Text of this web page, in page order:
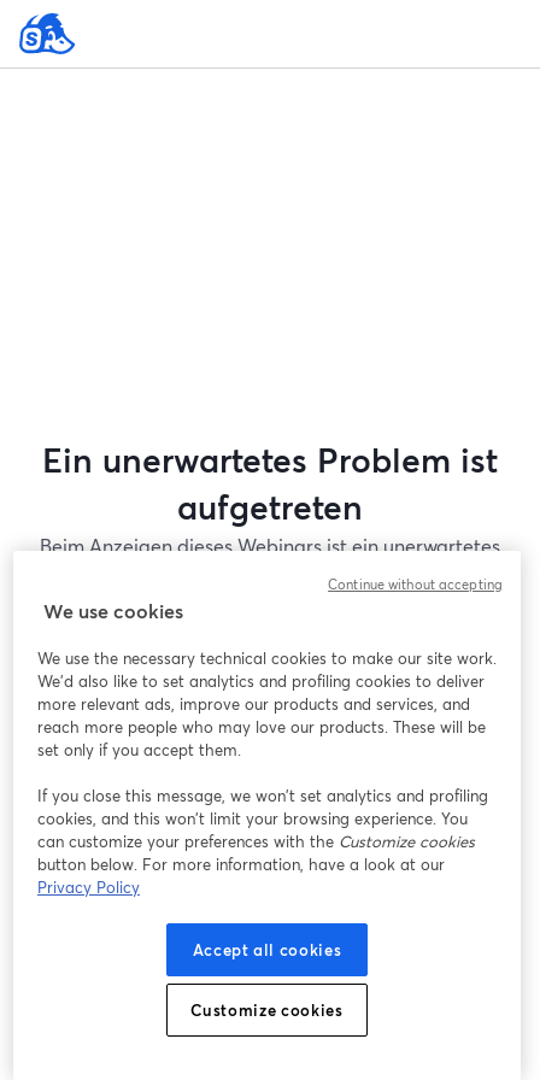
Ein unerwartetes Problem ist
aufgetreten
Beim Anzeigen dieses Webinars ist ein unerwartetes
Problem aufgetreten. Bitte versuchen Sie, die Seite
Gibt es Probleme?
wird in einem neuen Tab geöffnet
We use cookies
We use the necessary technical cookies to make our site work.
We'd also like to set analytics and profiling cookies to deliver
more relevant ads, improve our products and services, and
reach more people who may love our products. These will be
set only if you accept them.
If you close this message, we won’t set analytics and profiling
cookies, and this won’t limit your browsing experience. You
can customize your preferences with the Customize cookies
button below. For more information, have a look at our
Privacy Policy
Accept all cookies
Customize cookies
Continue without accepting